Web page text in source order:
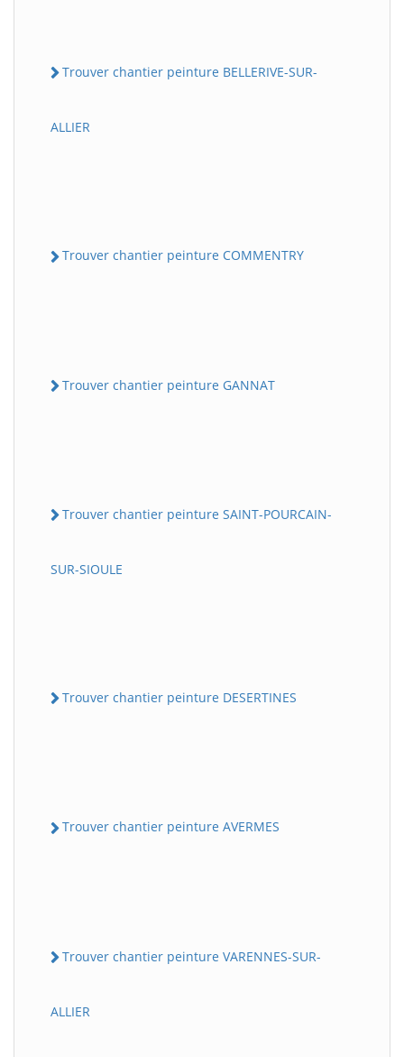
Trouver chantier peinture BELLERIVE-SUR-
ALLIER
Trouver chantier peinture COMMENTRY
Trouver chantier peinture GANNAT
Trouver chantier peinture SAINT-POURCAIN-
SUR-SIOULE
Trouver chantier peinture DESERTINES
Trouver chantier peinture AVERMES
Trouver chantier peinture VARENNES-SUR-
ALLIER